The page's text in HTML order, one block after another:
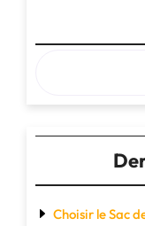
Choisir le Sac